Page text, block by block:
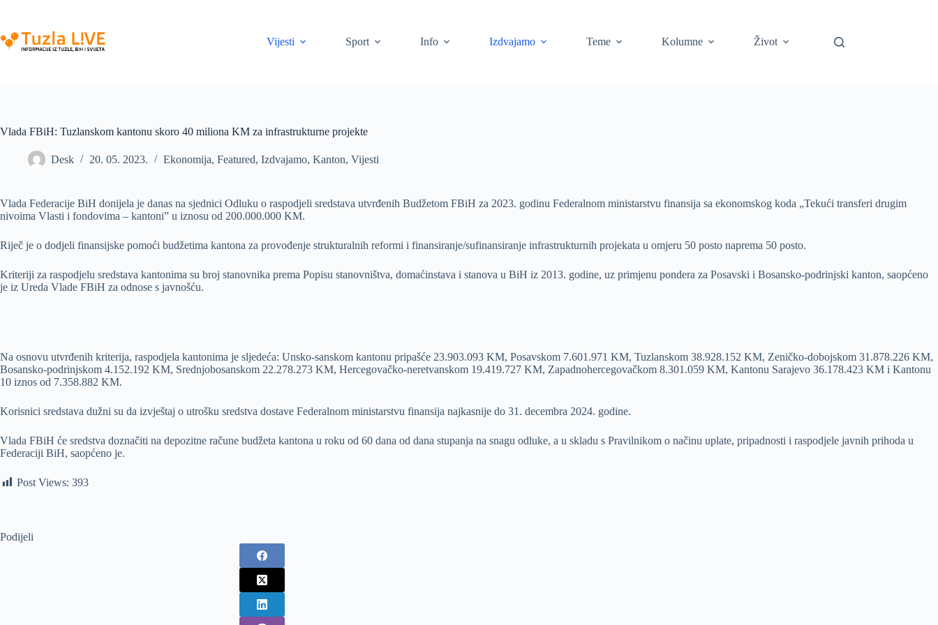
content
Vijesti
Sport Info Izdvajamo Teme Kolumne Život
Vlada FBiH: Tuzlanskom kantonu skoro 40 miliona KM za infrastrukturne projekte
Desk 20. 05. 2023. Ekonomija, Featured, Izdvajamo, Kanton, Vijesti
Vlada Federacije BiH donijela je danas na sjednici Odluku o raspodjeli sredstava utvrđenih Budžetom FBiH za 2023. godinu Federalnom ministarstvu finansija sa ekonomskog koda „Tekući transferi drugim
nivoima Vlasti i fondovima – kantoni” u iznosu od 200.000.000 KM.
Riječ je o dodjeli finansijske pomoći budžetima kantona za provođenje strukturalnih reformi i finansiranje/sufinansiranje infrastrukturnih projekata u omjeru 50 posto naprema 50 posto.
Kriteriji za raspodjelu sredstava kantonima su broj stanovnika prema Popisu stanovništva, domaćinstava i stanova u BiH iz 2013. godine, uz primjenu pondera za Posavski i Bosansko-podrinjski kanton, saopćeno
je iz Ureda Vlade FBiH za odnose s javnošću.
Na osnovu utvrđenih kriterija, raspodjela kantonima je sljedeća: Unsko-sanskom kantonu pripašće 23.903.093 KM, Posavskom 7.601.971 KM, Tuzlanskom 38.928.152 KM, Zeničko-dobojskom 31.878.226 KM,
Bosansko-podrinjskom 4.152.192 KM, Srednjobosanskom 22.278.273 KM, Hercegovačko-neretvanskom 19.419.727 KM, Zapadnohercegovačkom 8.301.059 KM, Kantonu Sarajevo 36.178.423 KM i Kantonu
10 iznos od 7.358.882 KM.
Korisnici sredstava dužni su da izvještaj o utrošku sredstva dostave Federalnom ministarstvu finansija najkasnije do 31. decembra 2024. godine.
Vlada FBiH će sredstva doznačiti na depozitne račune budžeta kantona u roku od 60 dana od dana stupanja na snagu odluke, a u skladu s Pravilnikom o načinu uplate, pripadnosti i raspodjele javnih prihoda u
Federaciji BiH, saopćeno je.
Post Views: 393
Podijeli